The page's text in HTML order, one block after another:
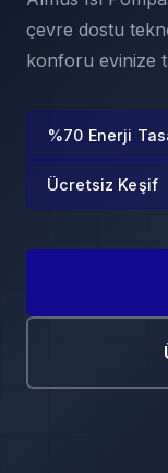
çevre dostu
konforu evinize
%70 Enerji
Ücretsiz Keşif